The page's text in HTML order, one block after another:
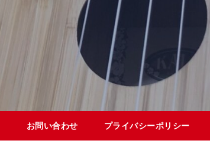
お問い合わせ プライバシーポリシー